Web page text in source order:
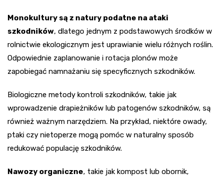
Monokultury są z natury podatne na ataki
szkodników, dlatego jednym z podstawowych środków w
rolnictwie ekologicznym jest uprawianie wielu różnych roślin.
Odpowiednie zaplanowanie i rotacja plonów może
zapobiegać namnażaniu się specyficznych szkodników.
Biologiczne metody kontroli szkodników, takie jak
wprowadzenie drapieżników lub patogenów szkodników, są
również ważnym narzędziem. Na przykład, niektóre owady,
ptaki czy nietoperze mogą pomóc w naturalny sposób
redukować populację szkodników.
Nawozy organiczne, takie jak kompost lub obornik,